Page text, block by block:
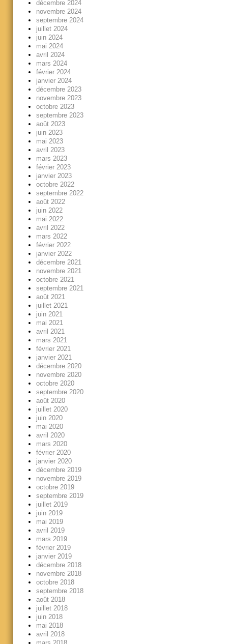
décembre 2024
novembre 2024
septembre 2024
juillet 2024
juin 2024
mai 2024
avril 2024
mars 2024
février 2024
janvier 2024
décembre 2023
novembre 2023
octobre 2023
septembre 2023
août 2023
juin 2023
mai 2023
avril 2023
mars 2023
février 2023
janvier 2023
octobre 2022
septembre 2022
août 2022
juin 2022
mai 2022
avril 2022
mars 2022
février 2022
janvier 2022
décembre 2021
novembre 2021
octobre 2021
septembre 2021
août 2021
juillet 2021
juin 2021
mai 2021
avril 2021
mars 2021
février 2021
janvier 2021
décembre 2020
novembre 2020
octobre 2020
septembre 2020
août 2020
juillet 2020
juin 2020
mai 2020
avril 2020
mars 2020
février 2020
janvier 2020
décembre 2019
novembre 2019
octobre 2019
septembre 2019
juillet 2019
juin 2019
mai 2019
avril 2019
mars 2019
février 2019
janvier 2019
décembre 2018
novembre 2018
octobre 2018
septembre 2018
août 2018
juillet 2018
juin 2018
mai 2018
avril 2018